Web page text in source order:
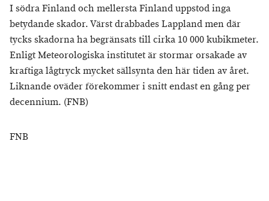
I södra Finland och mellersta Finland uppstod inga
betydande skador. Värst drabbades Lappland men där
tycks skadorna ha begränsats till cirka 10 000 kubikmeter.
Enligt Meteorologiska institutet är stormar orsakade av
kraftiga lågtryck mycket sällsynta den här tiden av året.
Liknande oväder förekommer i snitt endast en gång per
decennium. (FNB)
FNB